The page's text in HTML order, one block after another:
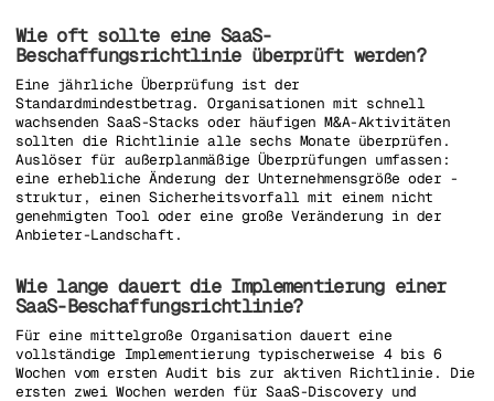
Wie oft sollte eine SaaS-
Beschaffungsrichtlinie überprüft werden?
Eine jährliche Überprüfung ist der
Standardmindestbetrag. Organisationen mit schnell
wachsenden SaaS-Stacks oder häufigen M&A-Aktivitäten
sollten die Richtlinie alle sechs Monate überprüfen.
Auslöser für außerplanmäßige Überprüfungen umfassen:
eine erhebliche Änderung der Unternehmensgröße oder -
struktur, einen Sicherheitsvorfall mit einem nicht
genehmigten Tool oder eine große Veränderung in der
Anbieter-Landschaft.
Wie lange dauert die Implementierung einer
SaaS-Beschaffungsrichtlinie?
Für eine mittelgroße Organisation dauert eine
vollständige Implementierung typischerweise 4 bis 6
Wochen vom ersten Audit bis zur aktiven Richtlinie. Die
ersten zwei Wochen werden für SaaS-Discovery und